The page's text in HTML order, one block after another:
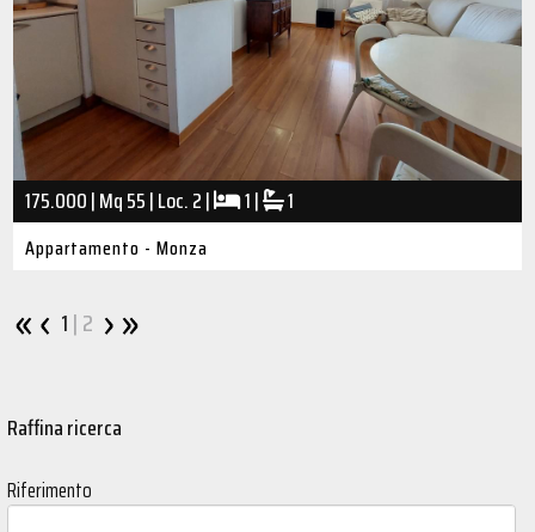
175.000 | Mq 55 | Loc. 2 | 1 | 1
Appartamento - Monza
1| 2
Raffina ricerca
Riferimento